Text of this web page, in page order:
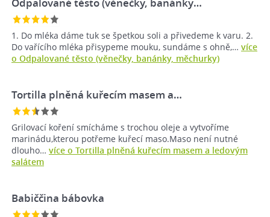
Odpalované těsto (věnečky, banánky…
1. Do mléka dáme tuk se špetkou soli a přivedeme k varu. 2.
Do vařícího mléka přisypeme mouku, sundáme s ohně,… více
o Odpalované těsto (věnečky, banánky, měchurky)
Tortilla plněná kuřecím masem a…
Grilovací koření smícháme s trochou oleje a vytvoříme
marinádu,kterou potřeme kuřecí maso.Maso není nutné
dlouho… více o Tortilla plněná kuřecím masem a ledovým
salátem
Babiččina bábovka